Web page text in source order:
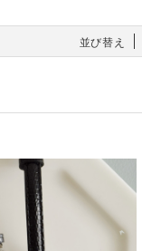
並び替え